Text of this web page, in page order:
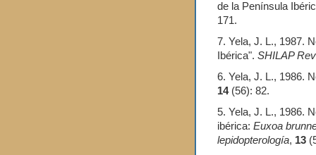
de la Península
171.
7. Yela, J. L., 1987.
Ibérica". SHILAP
6. Yela, J. L., 1986.
14 (56): 82.
5. Yela, J. L., 1986.
ibérica: Euxoa
lepidopterología, 13